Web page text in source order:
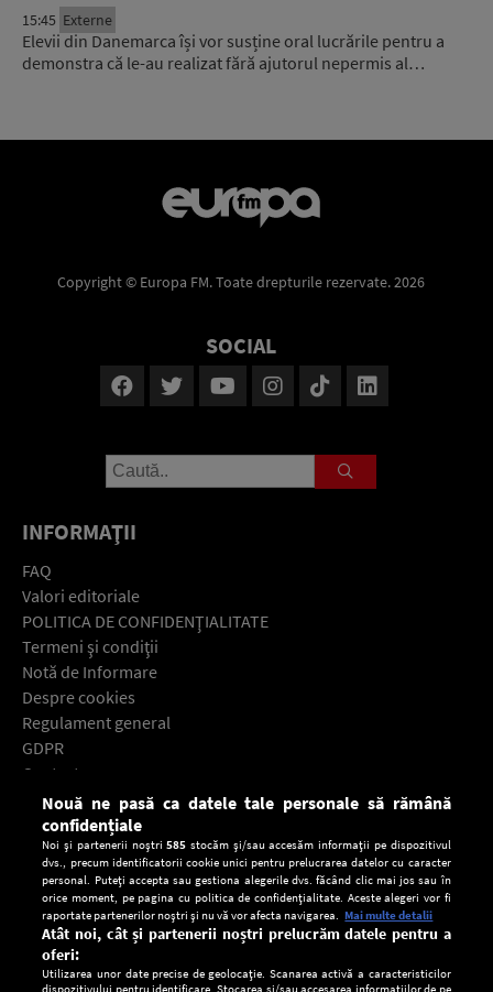
15:45 Externe
Elevii din Danemarca își vor susține oral lucrările pentru a
demonstra că le-au realizat fără ajutorul nepermis al…
Copyright © Europa FM. Toate drepturile rezervate. 2026
SOCIAL
INFORMAŢII
FAQ
Valori editoriale
POLITICA DE CONFIDENŢIALITATE
Termeni şi condiţii
Notă de Informare
Despre cookies
Regulament general
GDPR
Contact
Descarcă gratuit aplicaţia Europa FM pentru smartphone:
Nouă ne pasă ca datele tale personale să rămână
confidențiale
Noi și partenerii noștri585 stocăm și/sau accesăm informații pe dispozitivul
dvs., precum identificatorii cookie unici pentru prelucrarea datelor cu caracter
personal. Puteți accepta sau gestiona alegerile dvs. făcând clic mai jos sau în
orice moment, pe pagina cu politica de confidențialitate. Aceste alegeri vor fi
raportate partenerilor noștri și nu vă vor afecta navigarea. Mai multe detalii
Atât noi, cât și partenerii noștri prelucrăm datele pentru a
oferi:
Utilizarea unor date precise de geolocație. Scanarea activă a caracteristicilor
dispozitivului pentru identificare. Stocarea și/sau accesarea informațiilor de pe